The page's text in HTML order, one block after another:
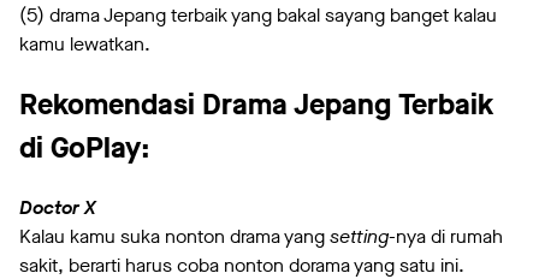
(5) drama Jepang terbaik yang bakal sayang banget kalau
kamu lewatkan.
Rekomendasi Drama Jepang Terbaik
di GoPlay:
Doctor X
Kalau kamu suka nonton drama yangsetting-nya di rumah
sakit, berarti harus coba nonton dorama yang satu ini.